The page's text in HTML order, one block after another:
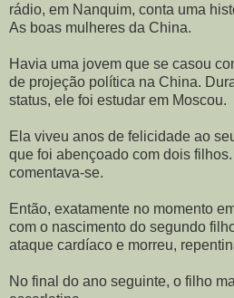
rádio, em Nanquim, conta uma
As boas mulheres da China.
Havia uma jovem que se casou
de projeção política na China.
status, ele foi estudar em Moscou.
Ela viveu anos de felicidade ao
que foi abençoado com dois
comentava-se.
Então, exatamente no momento
com o nascimento do segundo
ataque cardíaco e morreu,
No final do ano seguinte, o filho